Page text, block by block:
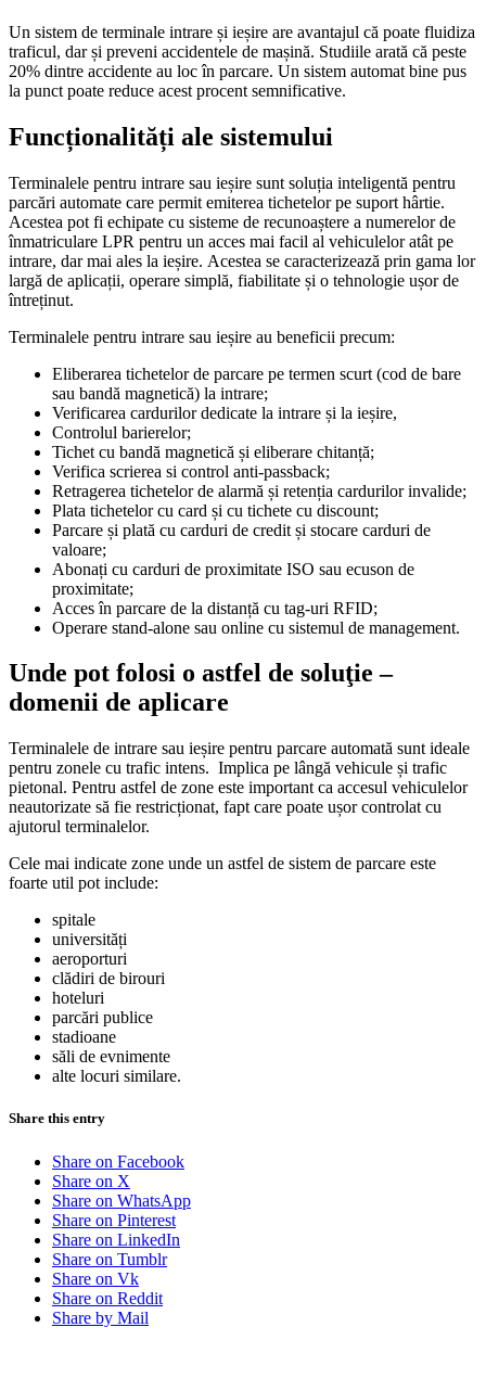
Un sistem de terminale intrare și ieșire are avantajul că poate fluidiza
traficul, dar și preveni accidentele de mașină. Studiile arată că peste
20% dintre accidente au loc în parcare. Un sistem automat bine pus
la punct poate reduce acest procent semnificative.
Funcționalități ale sistemului
Terminalele pentru intrare sau ieșire sunt soluția inteligentă pentru
parcări automate care permit emiterea tichetelor pe suport hârtie.
Acestea pot fi echipate cu sisteme de recunoaștere a numerelor de
înmatriculare LPR pentru un acces mai facil al vehiculelor atât pe
intrare, dar mai ales la ieșire. Acestea se caracterizează prin gama lor
largă de aplicații, operare simplă, fiabilitate și o tehnologie ușor de
întreținut.
Terminalele pentru intrare sau ieșire au beneficii precum:
Eliberarea tichetelor de parcare pe termen scurt (cod de bare
sau bandă magnetică) la intrare;
Verificarea cardurilor dedicate la intrare și la ieșire,
Controlul barierelor;
Tichet cu bandă magnetică și eliberare chitanță;
Verifica scrierea si control anti-passback;
Retragerea tichetelor de alarmă și retenția cardurilor invalide;
Plata tichetelor cu card și cu tichete cu discount;
Parcare și plată cu carduri de credit și stocare carduri de
valoare;
Abonați cu carduri de proximitate ISO sau ecuson de
proximitate;
Acces în parcare de la distanță cu tag-uri RFID;
Operare stand-alone sau online cu sistemul de management.
Unde pot folosi o astfel de soluţie –
domenii de aplicare
Terminalele de intrare sau ieșire pentru parcare automată sunt ideale
pentru zonele cu trafic intens. Implica pe lângă vehicule și trafic
pietonal. Pentru astfel de zone este important ca accesul vehiculelor
neautorizate să fie restricționat, fapt care poate ușor controlat cu
ajutorul terminalelor.
Cele mai indicate zone unde un astfel de sistem de parcare este
foarte util pot include:
spitale
universități
aeroporturi
clădiri de birouri
hoteluri
parcări publice
stadioane
săli de evnimente
alte locuri similare.
Share this entry
Share on Facebook
Share on X
Share on WhatsApp
Share on Pinterest
Share on LinkedIn
Share on Tumblr
Share on Vk
Share on Reddit
Share by Mail